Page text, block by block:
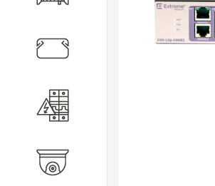
Кабеленесущие системы